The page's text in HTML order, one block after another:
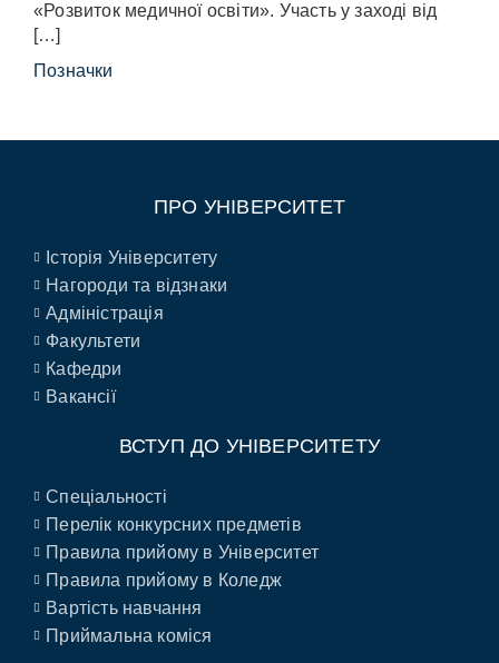
«Розвиток медичної освіти». Участь у заході від
[…]
Позначки
ПРО УНІВЕРСИТЕТ
Історія Університету
Нагороди та відзнаки
Адміністрація
Факультети
Кафедри
Вакансії
ВСТУП ДО УНІВЕРСИТЕТУ
Спеціальності
Перелік конкурсних предметів
Правила прийому в Університет
Правила прийому в Коледж
Вартість навчання
Приймальна коміся